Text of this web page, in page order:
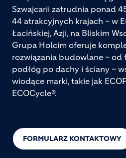
FORMULARZ KONTAKTOWY
Szwajcarii zatrudnia ponad
44 atrakcyjnych krajach – w
Łacińskiej, Azji, na Bliskim
Grupa Holcim oferuje
rozwiązania budowlane – od
podłóg po dachy i ściany –
wiodące marki, takie jak
ECOCycle®.